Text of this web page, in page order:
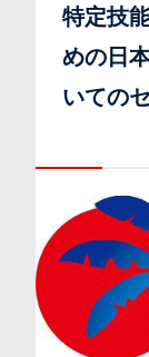
特定技
めの日
いての